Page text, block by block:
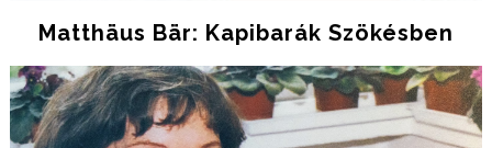
Matthäus Bär: Kapibarák Szökésben